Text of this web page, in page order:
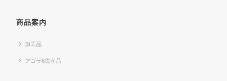
商品案内
加工品
アゴラ6次産品